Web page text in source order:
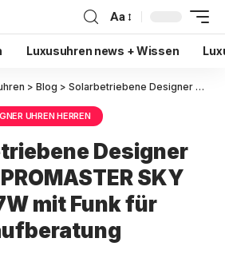
Aa
Luxusuhren news + Wissen
> Blog > Solarbetriebene Designer Uhren Herren
UHREN HERREN
Designer
SKY
mit Funk für